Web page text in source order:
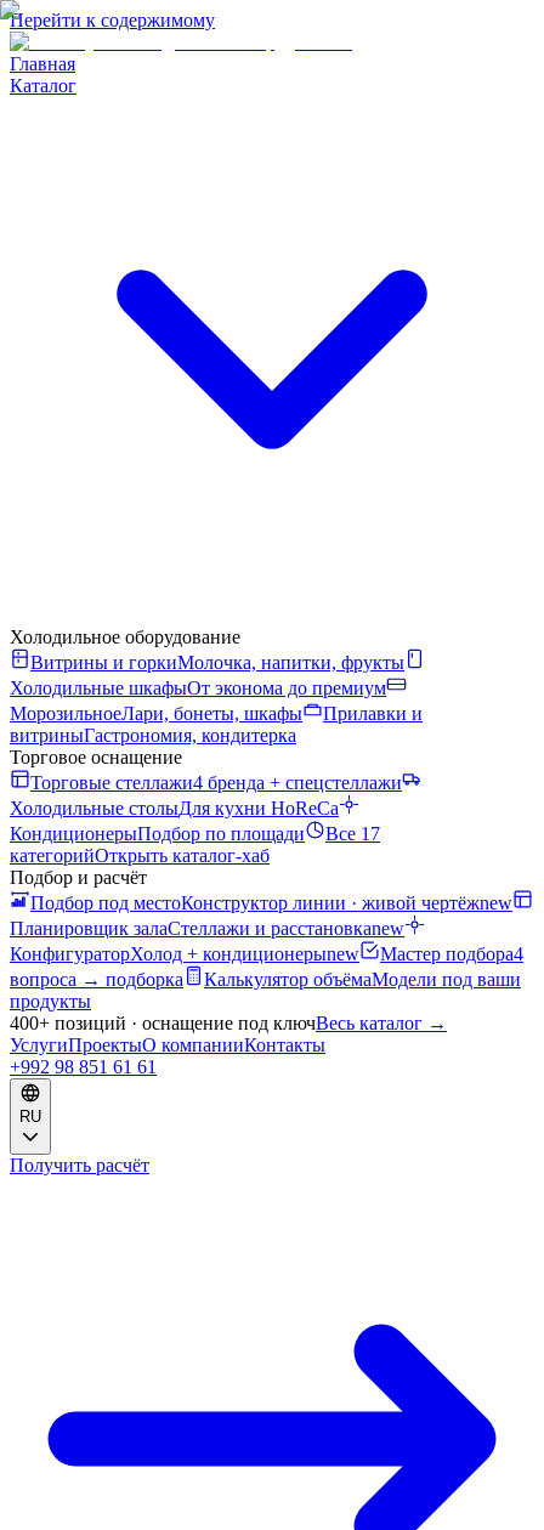
Перейти к содержимому
Главная
Каталог
Холодильное оборудование
Витрины и горкиМолочка, напитки, фрукты
Холодильные шкафыОт эконома до премиум
МорозильноеЛари, бонеты, шкафы
Прилавки и
витриныГастрономия, кондитерка
Торговое оснащение
Торговые стеллажи4 бренда + спецстеллажи
Холодильные столыДля кухни HoReCa
КондиционерыПодбор по площади
Все 17
категорийОткрыть каталог-хаб
Подбор и расчёт
Подбор под местоКонструктор линии · живой чертёжnew
Планировщик залаСтеллажи и расстановкаnew
КонфигураторХолод + кондиционерыnew Мастер подбора4
вопроса → подборка
Калькулятор объёмаМодели под ваши
продукты
400+ позиций · оснащение под ключВесь каталог →
УслугиПроектыО компанииКонтакты
+992 98 851 61 61
RU
Получить расчёт